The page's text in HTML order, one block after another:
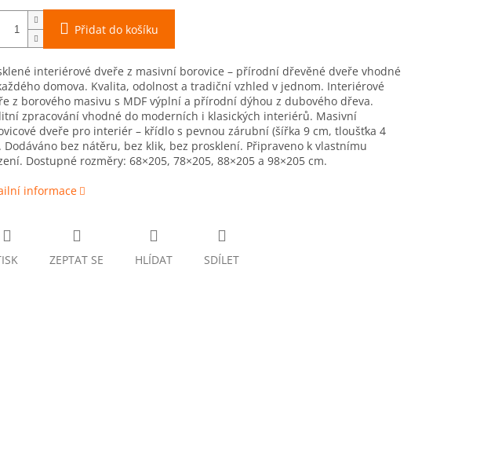
Přidat do košíku
interiérové dveře z masivní borovice – přírodní dřevěné dveře vhodné
domova. Kvalita, odolnost a tradiční vzhled v jednom. Interiérové
z borového masivu s MDF výplní a přírodní dýhou z dubového dřeva.
zpracování vhodné do moderních i klasických interiérů. Masivní
dveře pro interiér – křídlo s pevnou zárubní (šířka 9 cm, tloušťka 4
Dodáváno bez nátěru, bez klik, bez prosklení. Připraveno k vlastnímu
Dostupné rozměry: 68×205, 78×205, 88×205 a 98×205 cm.
informace
ZEPTAT SE HLÍDAT SDÍLET